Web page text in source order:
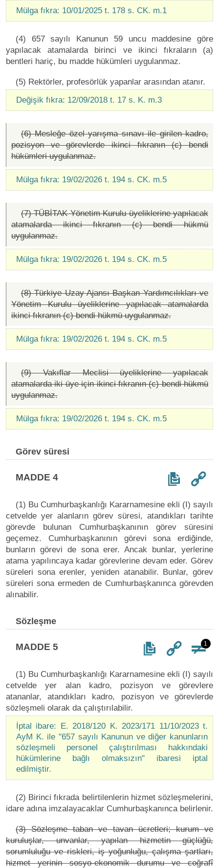
Mülga fıkra: 10/01/2025 t. 178 s. CK. m.1
(4) 657 sayılı Kanunun 59 uncu maddesine göre
yapılacak atamalarda birinci ve ikinci fıkraların (a)
bentleri hariç, bu madde hükümleri uygulanmaz.
(5) Rektörler, profesörlük yapanlar arasından atanır.
Değişik fıkra: 12/09/2018 t. 17 s. K. m.3
(6) Mesleğe özel yarışma sınavı ile girilen kadro,
pozisyon ve görevlerde ikinci fıkranın (c) bendi
hükümleri uygulanmaz.
Mülga fıkra: 19/02/2026 t. 194 s. CK. m.5
(7) TÜBİTAK Yönetim Kurulu üyeliklerine yapılacak
atamalarda ikinci fıkranın (c) bendi hükmü
uygulanmaz.
Mülga fıkra: 19/02/2026 t. 194 s. CK. m.5
(8) Türkiye Uzay Ajansı Başkan Yardımcılıkları ve
Yönetim Kurulu üyeliklerine yapılacak atamalarda
ikinci fıkranın (c) bendi hükmü uygulanmaz.
Mülga fıkra: 19/02/2026 t. 194 s. CK. m.5
(9) Vakıflar Meclisi üyeliklerine yapılacak
atamalarda iki üye için ikinci fıkranın (c) bendi hükmü
uygulanmaz.
Mülga fıkra: 19/02/2026 t. 194 s. CK. m.5
Görev süresi
MADDE 4
(1) Bu Cumhurbaşkanlığı Kararnamesine ekli (I) sayılı
cetvelde yer alanların görev süresi, atandıkları tarihte
görevde bulunan Cumhurbaşkanının görev süresini
geçemez. Cumhurbaşkanının görevi sona erdiğinde,
bunların görevi de sona erer. Ancak bunlar, yerlerine
atama yapılıncaya kadar görevlerine devam eder. Görev
süreleri sona erenler, yeniden atanabilir. Bunlar, görev
süreleri sona ermeden de Cumhurbaşkanınca görevden
alınabilir.
Sözleşme
MADDE 5 1
(1) Bu Cumhurbaşkanlığı Kararnamesine ekli (I) sayılı
cetvelde yer alan kadro, pozisyon ve görevlere
atananlar, atandıkları kadro, pozisyon ve görevlerde
sözleşmeli olarak da çalıştırılabilir.
İptal ibare: E. 2018/120 K. 2023/171 11/10/2023 t.
AyM K. ile "657 sayılı Kanunun ve diğer kanunların
sözleşmeli personel çalıştırılması hakkındaki
hükümlerine bağlı olmaksızın" ibaresi iptal
edilmiştir.
(2) Birinci fıkrada belirtilenlerin hizmet sözleşmelerini,
idare adına imzalayacaklar Cumhurbaşkanınca belirlenir.
(3) Sözleşme taban ve tavan ücretleri; kurum ve
kuruluşlar, unvanlar, yapılan hizmetin güçlüğü,
sorumluluğu ve riskleri, iş yoğunluğu, çalışma şartları,
hizmet yerinin sosyo-ekonomik durumu ve coğrafî